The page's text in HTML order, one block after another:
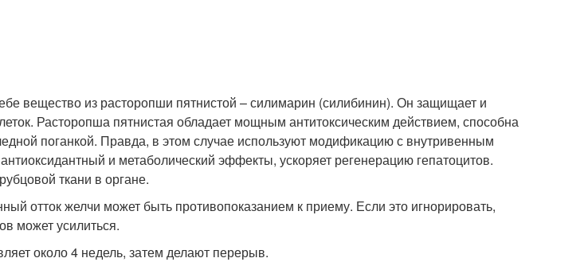
вещество из расторопши пятнистой – силимарин (силибинин). Он защищает и
Расторопша пятнистая обладает мощным антитоксическим действием, способна
поганкой. Правда, в этом случае используют модификацию с внутривенным
и метаболический эффекты, ускоряет регенерацию гепатоцитов.
ткани в органе.
отток желчи может быть противопоказанием к приему. Если это игнорировать,
может усилиться.
около 4 недель, затем делают перерыв.